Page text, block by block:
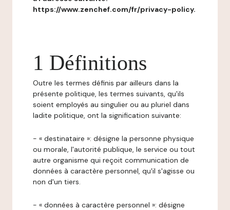
https://www.zenchef.com/fr/privacy-policy.
1 Définitions
Outre les termes définis par ailleurs dans la
présente politique, les termes suivants, qu'ils
soient employés au singulier ou au pluriel dans
ladite politique, ont la signification suivante:
- « destinataire »: désigne la personne physique
ou morale, l'autorité publique, le service ou tout
autre organisme qui reçoit communication de
données à caractère personnel, qu'il s'agisse ou
non d'un tiers.
- « données à caractère personnel »: désigne